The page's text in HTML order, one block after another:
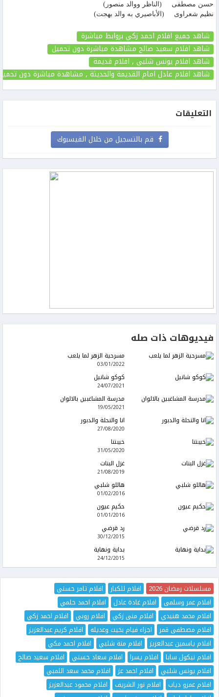
حسن مصطفى (الناظر ووالد منصور)
نظيم شعراوى (الأباصيري به والد بهجت)
شاهد جميع افلام احمد زكي بروابط مباشرة
شاهد افلام سعيد صالح مشاهدة مباشرة دون تحميل
شاهد افلام يونس شلبي , افلام قديمة
شاهد افلام عادل امام القديمة والحديثة , مشاهدة مباشرة دون
التعليقات
قم بالتسجيل من خلال الفيسبوك
فيديوهات ذات صله
مسرحية الزهر لما يلعب
03/01/2022
كوكو شانيل
24/07/2021
مدرسة المشاغبين بالالوان
19/05/2021
انا والنحلة والدبور
27/08/2020
خيبتنا
31/05/2020
غزل البنات
21/08/2019
هاللو شلبي
01/02/2016
حكيم عيون
01/01/2016
رد قرضي
30/12/2015
بداية ونهاية
24/12/2015
مسلسلات رمضان 2026 افلام للكبار
افلام تامر حسني
افلام عمر وسلمى
افلام غادة عادل
افلام احمد حلمي
افلام محمد هنيدي
افلام منى زكي افلام روبي
افلام احمد زكي
افلام مصطفى قمر
اجزاء فيام بخيت وعديله
افلام كريم عبدالعزيز
افلام ياسمين عبدالعزيز
افلام منة شلبي
افلام احمد مكي
افلام نيكول سابا
افلام يسرا افلام سعاد حسني
افلام سعيد صالح
افلام يونس شلبي
افلام احمد عز
افلام محمد سعد اللمبي
افلام عمرو دياب
افلام نور الشريف
افلام محمود عبدالعزيز